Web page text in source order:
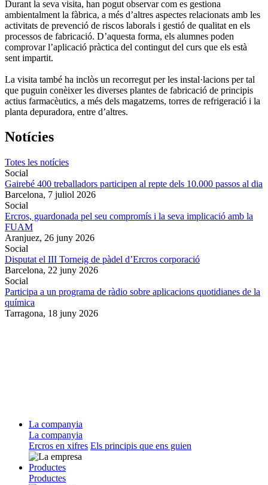
Durant la seva visita, han pogut observar com es gestiona
ambientalment la fàbrica, a més d’altres aspectes relacionats amb les
activitats de prevenció de riscos laborals i gestió de qualitat en els
processos de fabricació. D’aquesta forma, els alumnes poden
comprovar l’aplicació pràctica del contingut del curs que els està
sent impartit.
La visita també ha inclòs un recorregut per les instal·lacions per tal
que puguin conèixer les diverses plantes de fabricació de principis
actius farmacèutics, a més dels magatzems, torres de refrigeració i la
planta depuradora, entre d’altres.
Notícies
Totes les notícies
Social
Gairebé 400 treballadors participen al repte dels 10.000 passos al dia
Barcelona, 7 juliol 2026
Social
Ercros, guardonada pel seu compromís i la seva implicació amb la
FUAM
Aranjuez, 26 juny 2026
Social
Disputat el III Torneig de pàdel d’Ercros corporació
Barcelona, 22 juny 2026
Social
Participa a un programa de ràdio sobre aplicacions quotidianes de la
química
Tarragona, 18 juny 2026
La companyia
La companyia
Ercros en xifres Els principis que ens guien
Productes
Productes